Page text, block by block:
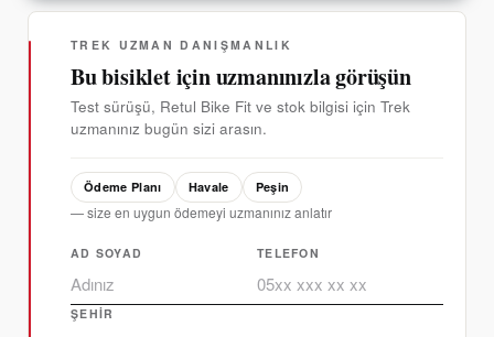
TREK UZMAN DANIŞMANLIK
Bu bisiklet için uzmanınızla görüşün
Test sürüşü, Retul Bike Fit ve stok bilgisi için Trek
uzmanınız bugün sizi arasın.
Ödeme Planı Havale Peşin
— size en uygun ödemeyi uzmanınız anlatır
AD SOYAD TELEFON
ŞEHIR